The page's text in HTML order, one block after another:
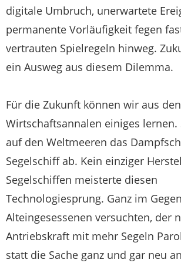
digitale Umbruch, unerwartete
permanente Vorläufigkeit fegen
vertrauten Spielregeln hinweg.
ein Ausweg aus diesem Dilemma.
Für die Zukunft können wir aus den
Wirtschaftsannalen einiges lernen.
auf den Weltmeeren das
Segelschiff ab. Kein einziger
Segelschiffen meisterte diesen
Technologiesprung. Ganz im
Alteingesessenen versuchten, der
Antriebskraft mit mehr Segeln
statt die Sache ganz und gar neu